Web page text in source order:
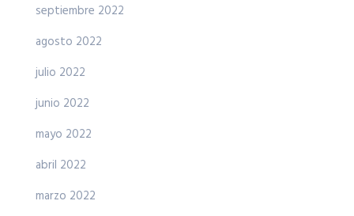
septiembre 2022
agosto 2022
julio 2022
junio 2022
mayo 2022
abril 2022
marzo 2022